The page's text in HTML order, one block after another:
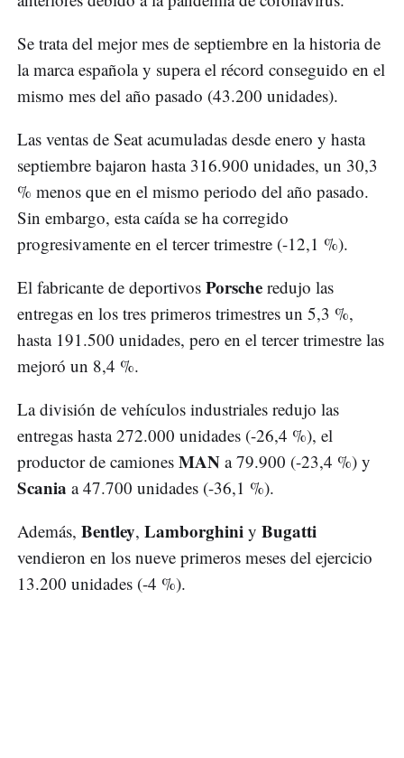
Se trata del mejor mes de septiembre en la historia de
la marca española y supera el récord conseguido en el
mismo mes del año pasado (43.200 unidades).
Las ventas de Seat acumuladas desde enero y hasta
septiembre bajaron hasta 316.900 unidades, un 30,3
% menos que en el mismo periodo del año pasado.
Sin embargo, esta caída se ha corregido
progresivamente en el tercer trimestre (-12,1 %).
El fabricante de deportivos Porsche redujo las
entregas en los tres primeros trimestres un 5,3 %,
hasta 191.500 unidades, pero en el tercer trimestre las
mejoró un 8,4 %.
La división de vehículos industriales redujo las
entregas hasta 272.000 unidades (-26,4 %), el
productor de camiones MAN a 79.900 (-23,4 %) y
Scania a 47.700 unidades (-36,1 %).
Además, Bentley, Lamborghini y Bugatti
vendieron en los nueve primeros meses del ejercicio
13.200 unidades (-4 %).